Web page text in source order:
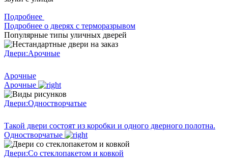
Подробнее
Подробнее о дверях с терморазрывом
Популярные типы уличных дверей
Двери:Арочные
Арочные
Арочные
Двери:Одностворчатые
Такой двери состоят из коробки и одного дверного полотна.
Одностворчатые
Двери:Со стеклопакетом и ковкой